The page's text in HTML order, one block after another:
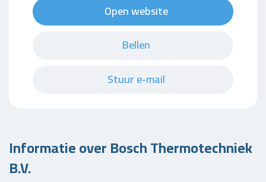
Open website
Bellen
Stuur e-mail
Informatie over Bosch Thermotechniek
B.V.